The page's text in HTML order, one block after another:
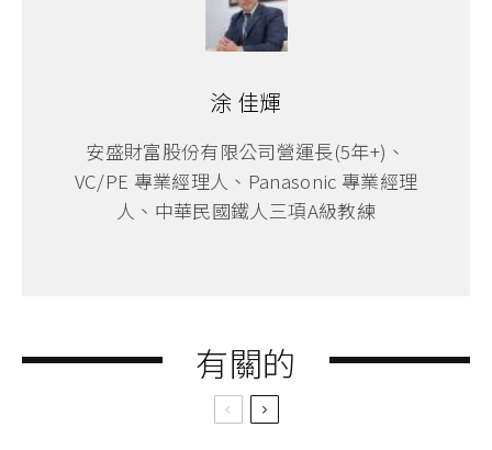
涂 佳輝
安盛財富股份有限公司營運長(5年+)、
VC/PE 專業經理人、Panasonic 專業經理
人、中華民國鐵人三項A級教練
有關的